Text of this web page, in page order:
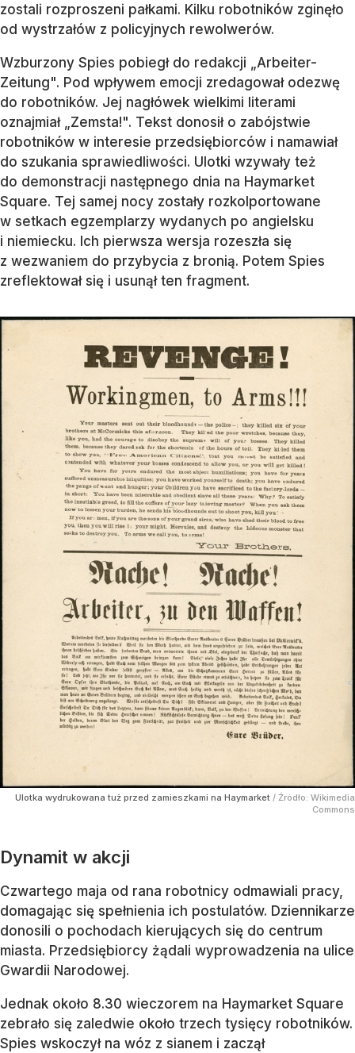
zostali rozproszeni pałkami. Kilku robotników zginęło
od wystrzałów z policyjnych rewolwerów.
Wzburzony Spies pobiegł do redakcji „Arbeiter-
Zeitung". Pod wpływem emocji zredagował odezwę
do robotników. Jej nagłówek wielkimi literami
oznajmiał „Zemsta!". Tekst donosił o zabójstwie
robotników w interesie przedsiębiorców i namawiał
do szukania sprawiedliwości. Ulotki wzywały też
do demonstracji następnego dnia na Haymarket
Square. Tej samej nocy zostały rozkolportowane
w setkach egzemplarzy wydanych po angielsku
i niemiecku. Ich pierwsza wersja rozeszła się
z wezwaniem do przybycia z bronią. Potem Spies
zreflektował się i usunął ten fragment.
Ulotka wydrukowana tuż przed zamieszkami na Haymarket / Źródło: Wikimedia
Commons
Dynamit w akcji
Czwartego maja od rana robotnicy odmawiali pracy,
domagając się spełnienia ich postulatów. Dziennikarze
donosili o pochodach kierujących się do centrum
miasta. Przedsiębiorcy żądali wyprowadzenia na ulice
Gwardii Narodowej.
Jednak około 8.30 wieczorem na Haymarket Square
zebrało się zaledwie około trzech tysięcy robotników.
Spies wskoczył na wóz z sianem i zaczął